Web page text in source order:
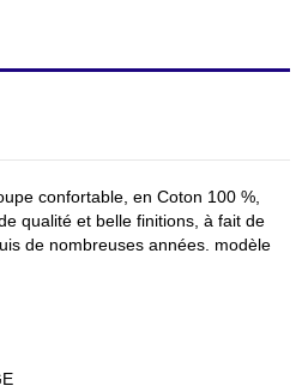
confortable, en Coton 100 %,
qualité et belle finitions, à fait de
de nombreuses années. modèle